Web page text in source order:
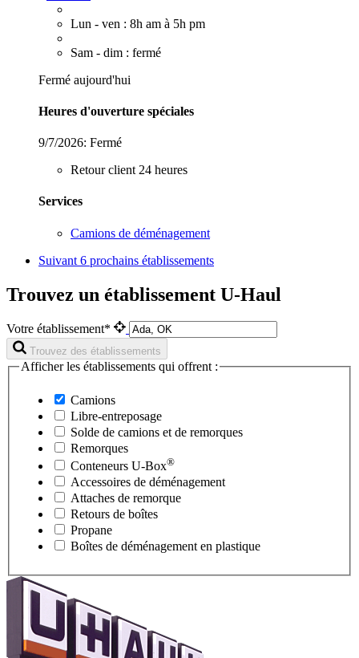
Lun - ven : 8h am à 5h pm
Sam - dim : fermé
Fermé aujourd'hui
Heures d'ouverture spéciales
9/7/2026: Fermé
Retour client 24 heures
Services
Camions de déménagement
Suivant 6 prochains établissements
Trouvez un établissement U-Haul
Votre établissement*
Trouvez des établissements
Afficher les établissements qui offrent :
Camions
Libre-entreposage
Solde de camions et de remorques
Remorques
Conteneurs U-Box®
Accessoires de déménagement
Attaches de remorque
Retours de boîtes
Propane
Boîtes de déménagement en plastique